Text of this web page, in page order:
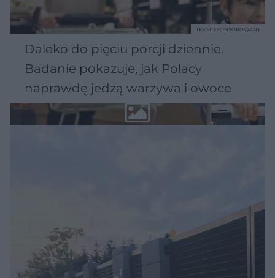
Daleko do pięciu porcji dziennie.
Badanie pokazuje, jak Polacy
naprawdę jedzą warzywa i owoce
TEKST SPONSOROWANY